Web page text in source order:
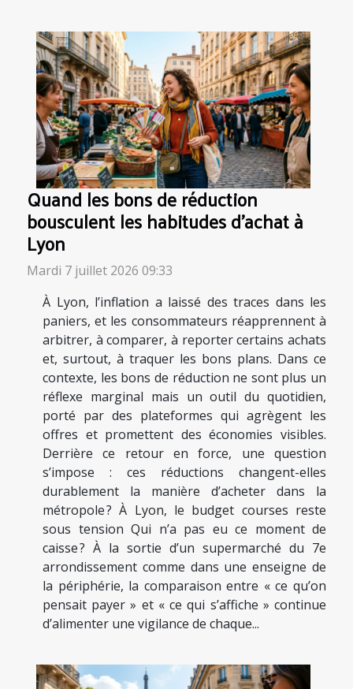
Quand les bons de réduction
bousculent les habitudes d’achat à
Lyon
Mardi 7 juillet 2026 09:33
À Lyon, l’inflation a laissé des traces dans les
paniers, et les consommateurs réapprennent à
arbitrer, à comparer, à reporter certains achats
et, surtout, à traquer les bons plans. Dans ce
contexte, les bons de réduction ne sont plus un
réflexe marginal mais un outil du quotidien,
porté par des plateformes qui agrègent les
offres et promettent des économies visibles.
Derrière ce retour en force, une question
s’impose : ces réductions changent-elles
durablement la manière d’acheter dans la
métropole ? À Lyon, le budget courses reste
sous tension Qui n’a pas eu ce moment de
caisse ? À la sortie d’un supermarché du 7e
arrondissement comme dans une enseigne de
la périphérie, la comparaison entre « ce qu’on
pensait payer » et « ce qui s’affiche » continue
d’alimenter une vigilance de chaque...